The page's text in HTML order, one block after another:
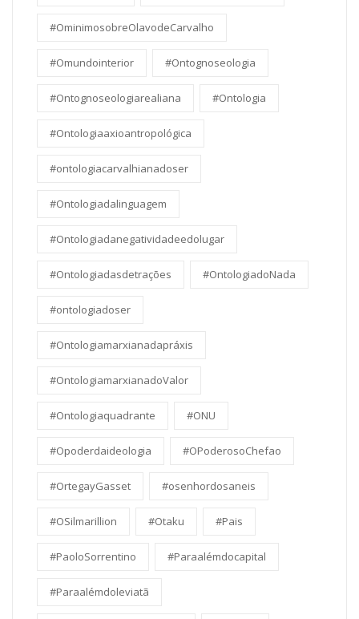
#OminimosobreOlavodeCarvalho
#Omundointerior #Ontognoseologia
#Ontognoseologiarealiana #Ontologia
#Ontologiaaxioantropológica
#ontologiacarvalhianadoser
#Ontologiadalinguagem
#Ontologiadanegatividadeedolugar
#Ontologiadasdetrações #OntologiadoNada
#ontologiadoser
#Ontologiamarxianadapráxis
#OntologiamarxianadoValor
#Ontologiaquadrante #ONU
#Opoderdaideologia #OPoderosoChefao
#OrtegayGasset #osenhordosaneis
#OSilmarillion #Otaku #Pais
#PaoloSorrentino #Paraalémdocapital
#Paraalémdoleviatã